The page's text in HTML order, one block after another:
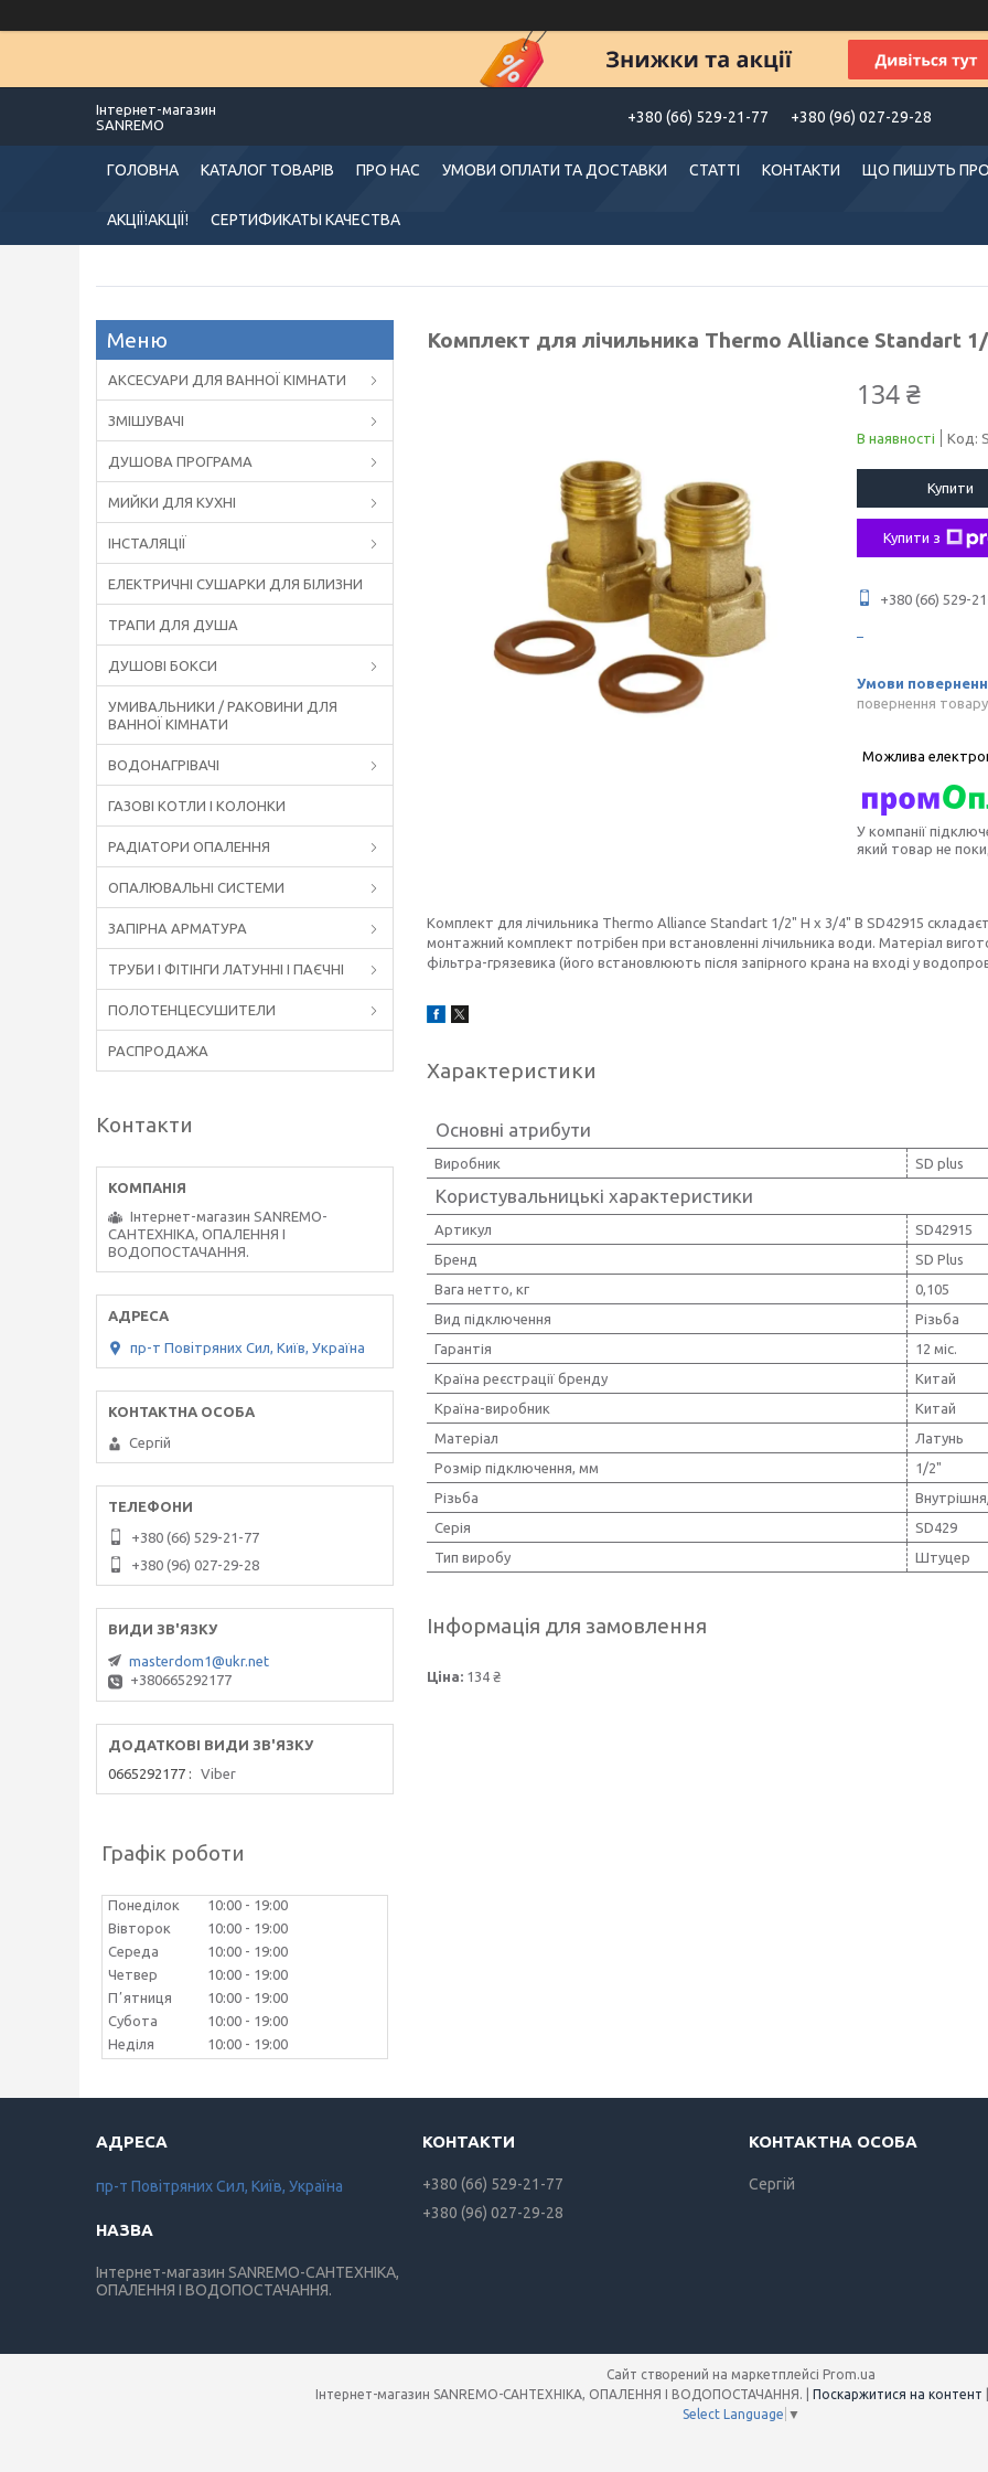
Інтернет-магазин
SANREMO
+380 (66) 529-21-77 +380 (96) 027-29-28
ГОЛОВНА КАТАЛОГ ТОВАРІВ ПРО НАС УМОВИ ОПЛАТИ ТА ДОСТАВКИ СТАТТІ КОНТАКТИ ЩО ПИШУТЬ
АКЦІЇ!АКЦІЇ! СЕРТИФИКАТЫ КАЧЕСТВА
Комплект для лічильника Thermo Alliance Standart
134 ₴
В наявності Код:
Купити
Купити з
+380 (66) 529-
повернення
У компанії
який товар не
Комплект для лічильника Thermo Alliance Standart 1/2" Н х 3/4" В SD42915
монтажний комплект потрібен при встановленні лічильника води. Матеріал
фільтра-грязевика (його встановлюють після запірного крана на вході у
Характеристики
Основні атрибути
Виробник SD plus
Користувальницькі характеристики
Артикул
SD42915
Бренд
SD Plus
Вага нетто, кг
0,105
Вид підключення
Різьба
Гарантія
12 міс.
Країна реєстрації бренду
Китай
Країна-виробник
Китай
Матеріал
Латунь
Розмір підключення, мм
1/2"
Різьба
Серія
SD429
Тип виробу
Штуцер
Інформація для замовлення
Ціна: 134 ₴
АКСЕСУАРИ ДЛЯ ВАННОЇ КІМНАТИ
ЗМІШУВАЧІ
ДУШОВА ПРОГРАМА
МИЙКИ ДЛЯ КУХНІ
ІНСТАЛЯЦІЇ
ЕЛЕКТРИЧНІ СУШАРКИ ДЛЯ БІЛИЗНИ
ТРАПИ ДЛЯ ДУША
ДУШОВІ БОКСИ
УМИВАЛЬНИКИ / РАКОВИНИ ДЛЯ
ВАННОЇ КІМНАТИ
ВОДОНАГРІВАЧІ
ГАЗОВІ КОТЛИ І КОЛОНКИ
РАДІАТОРИ ОПАЛЕННЯ
ОПАЛЮВАЛЬНІ СИСТЕМИ
ЗАПІРНА АРМАТУРА
ТРУБИ І ФІТІНГИ ЛАТУННІ І ПАЄЧНІ
ПОЛОТЕНЦЕСУШИТЕЛИ
РАСПРОДАЖА
Контакти
Інтернет-магазин SANREMO-
САНТЕХНІКА, ОПАЛЕННЯ І
ВОДОПОСТАЧАННЯ.
пр-т Повiтряних Сил, Київ, Україна
Сергiй
+380 (66) 529-21-77
+380 (96) 027-29-28
masterdom1@ukr.net
+380665292177
0665292177 Viber
Графік роботи
Понеділок 10:00
19:00
Вівторок
10:00
19:00
Середа
10:00
19:00
Четвер
10:00
19:00
Пʼятниця
10:00
19:00
Субота
10:00
19:00
Неділя
10:00 19:00
пр-т Повiтряних Сил, Київ, Україна
Інтернет-магазин SANREMO-САНТЕХНІКА,
ОПАЛЕННЯ І ВОДОПОСТАЧАННЯ.
+380 (66) 529-21-77
+380 (96) 027-29-28
Сергiй
Сайт створений на маркетплейсі Prom.ua
Поскаржитися на контент
Select Language ▼